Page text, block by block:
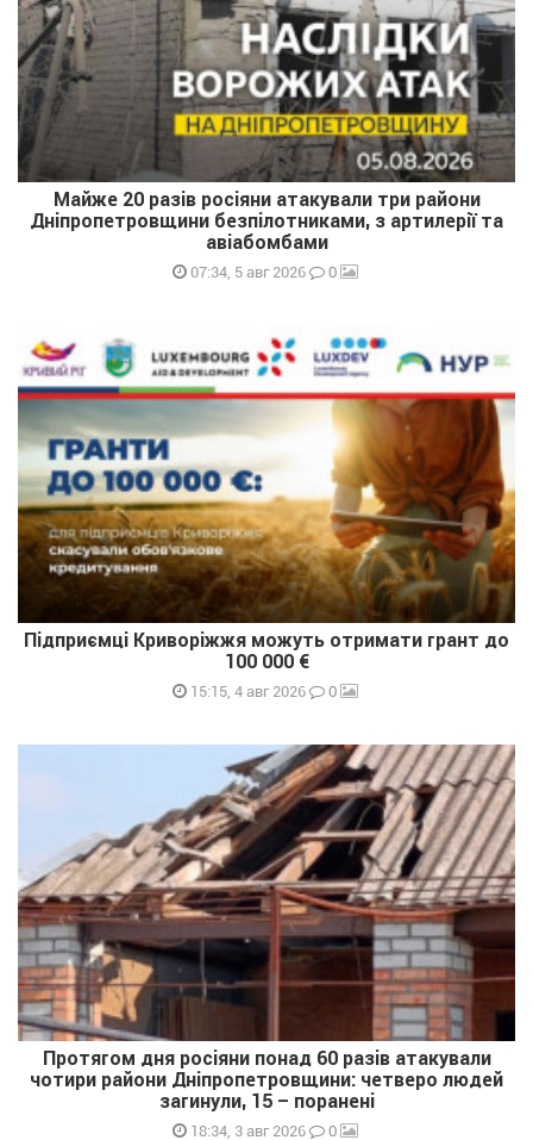
Майже 20 разів росіяни атакували три райони
Дніпропетровщини безпілотниками, з артилерії та
авіабомбами
07:34, 5 авг 2026 0
Підприємці Криворіжжя можуть отримати грант до
100 000 €
15:15, 4 авг 2026 0
Протягом дня росіяни понад 60 разів атакували
чотири райони Дніпропетровщини: четверо людей
загинули, 15 – поранені
18:34, 3 авг 2026 0